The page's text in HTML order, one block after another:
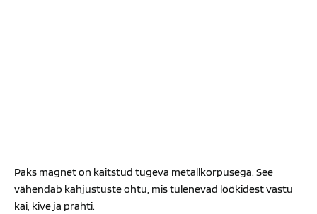
Paks magnet on kaitstud tugeva metallkorpusega. See
vähendab kahjustuste ohtu, mis tulenevad löökidest vastu
kai, kive ja prahti.